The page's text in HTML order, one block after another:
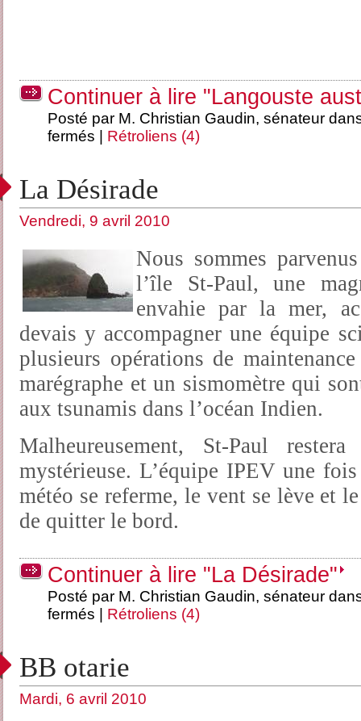
Continuer à lire "Langouste
Posté par M. Christian Gaudin, sénateur
fermés
Rétroliens (4)
La Désirade
Vendredi, 9 avril 2010
Nous sommes
l’île St-Paul, une
envahie par la mer,
devais y accompagner une équipe
plusieurs opérations de
marégraphe et un sismomètre qui
aux tsunamis dans l’océan Indien.
Malheureusement, St-Paul
mystérieuse. L’équipe IPEV une
météo se referme, le vent se lève et
de quitter le bord.
Continuer à lire "La Désirade"
Posté par M. Christian Gaudin, sénateur
fermés
Rétroliens (4)
BB otarie
Mardi, 6 avril 2010